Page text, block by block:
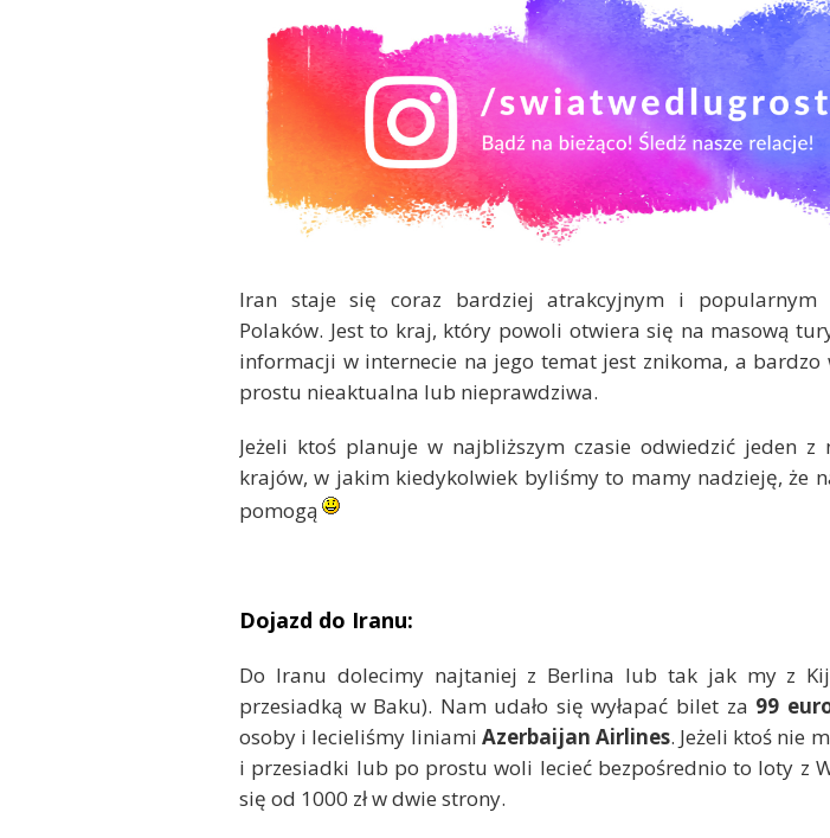
Iran staje się coraz bardziej atrakcyjnym i popularnym
Polaków. Jest to kraj, który powoli otwiera się na masową
informacji w internecie na jego temat jest znikoma, a bardzo
prostu nieaktualna lub nieprawdziwa.
Jeżeli ktoś planuje w najbliższym czasie odwiedzić jeden z
krajów, w jakim kiedykolwiek byliśmy to mamy nadzieję, że
pomogą
Dojazd do Iranu:
Do Iranu dolecimy najtaniej z Berlina lub tak jak my z
przesiadką w Baku). Nam udało się wyłapać bilet za 99
osoby i lecieliśmy liniami Azerbaijan Airlines. Jeżeli ktoś nie
i przesiadki lub po prostu woli lecieć bezpośrednio to loty z
się od 1000 zł w dwie strony.